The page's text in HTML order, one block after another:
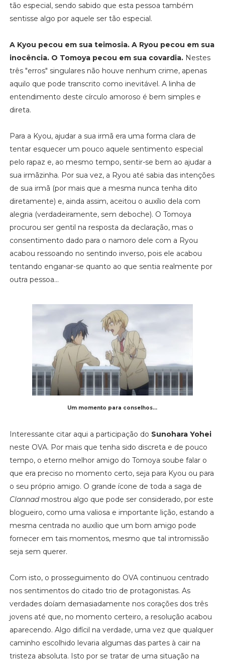
tão especial, sendo sabido que esta pessoa também
sentisse algo por aquele ser tão especial.
A Kyou pecou em sua teimosia. A Ryou pecou em sua
inocência. O Tomoya pecou em sua covardia.Nestes
três "erros" singulares não houve nenhum crime, apenas
aquilo que pode transcrito como inevitável. A linha de
entendimento deste círculo amoroso é bem simples e
direta.
Para a Kyou, ajudar a sua irmã era uma forma clara de
tentar esquecer um pouco aquele sentimento especial
pelo rapaz e, ao mesmo tempo, sentir-se bem ao ajudar a
sua irmãzinha. Por sua vez, a Ryou até sabia das intenções
de sua irmã (por mais que a mesma nunca tenha dito
diretamente) e, ainda assim, aceitou o auxílio dela com
alegria (verdadeiramente, sem deboche). O Tomoya
procurou ser gentil na resposta da declaração, mas o
consentimento dado para o namoro dele com a Ryou
acabou ressoando no sentindo inverso, pois ele acabou
tentando enganar-se quanto ao que sentia realmente por
outra pessoa...
Um momento para conselhos...
Interessante citar aqui a participação do Sunohara Yohei
neste OVA. Por mais que tenha sido discreta e de pouco
tempo, o eterno melhor amigo do Tomoya soube falar o
que era preciso no momento certo, seja para Kyou ou para
o seu próprio amigo. O grande ícone de toda a saga de
Clannadmostrou algo que pode ser considerado, por este
blogueiro, como uma valiosa e importante lição, estando a
mesma centrada no auxílio que um bom amigo pode
fornecer em tais momentos, mesmo que tal intromissão
seja sem querer.
Com isto, o prosseguimento do OVA continuou centrado
nos sentimentos do citado trio de protagonistas. As
verdades doíam demasiadamente nos corações dos três
jovens até que, no momento certeiro, a resolução acabou
aparecendo. Algo difícil na verdade, uma vez que qualquer
caminho escolhido levaria algumas das partes à cair na
tristeza absoluta. Isto por se tratar de uma situação na